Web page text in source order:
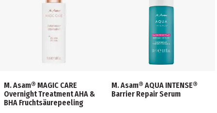
M. Asam® MAGIC CARE
Overnight Treatment AHA &
BHA Fruchtsäurepeeling
M. Asam® AQUA INTENSE®
Barrier Repair Serum